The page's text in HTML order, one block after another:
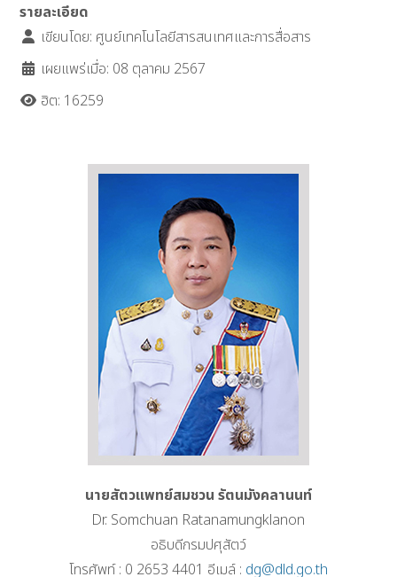
รายละเอียด
เขียนโดย: ศูนย์เทคโนโลยีสารสนเทศและการสื่อสาร
เผยแพร่เมื่อ: 08 ตุลาคม 2567
ฮิต: 16259
นายสัตวแพทย์สมชวน รัตนมังคลานนท์
Dr. Somchuan Ratanamungklanon
อธิบดีกรมปศุสัตว์
โทรศัพท์ : 0 2653 4401 อีเมล์ : dg@dld.go.th